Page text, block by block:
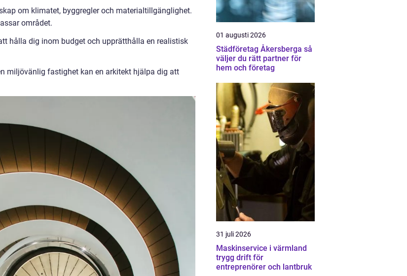
om klimatet, byggregler och materialtillgänglighet.
området.
hålla dig inom budget och upprätthålla en realistisk
miljövänlig fastighet kan en arkitekt hjälpa dig att
01 augusti 2026
Städföretag Åkersberga så
väljer du rätt partner för
hem och företag
31 juli 2026
Maskinservice i värmland
trygg drift för
entreprenörer och lantbruk